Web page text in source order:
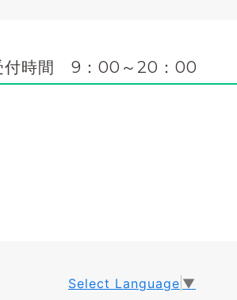
付時間 9：00～20：00
Select Language ▼